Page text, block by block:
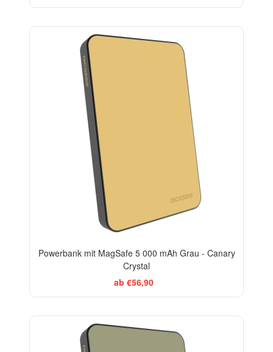
Powerbank mit MagSafe 5 000 mAh Grau - Canary
Crystal
ab €56,90